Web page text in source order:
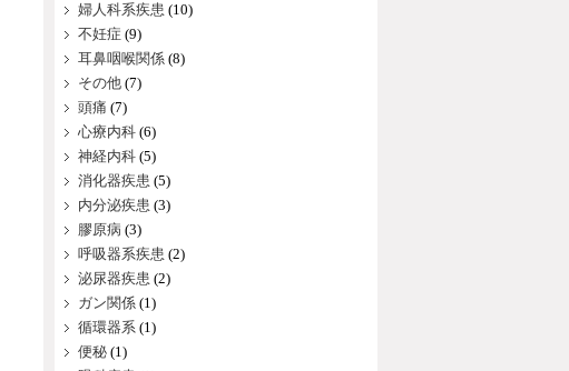
婦人科系疾患 (10)
不妊症 (9)
耳鼻咽喉関係 (8)
その他 (7)
頭痛 (7)
心療内科 (6)
神経内科 (5)
消化器疾患 (5)
内分泌疾患 (3)
膠原病 (3)
呼吸器系疾患 (2)
泌尿器疾患 (2)
ガン関係 (1)
循環器系 (1)
便秘 (1)